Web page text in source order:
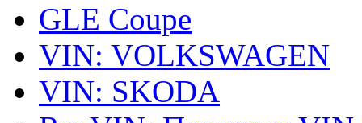
GLE Coupe
VIN: VOLKSWAGEN
VIN: SKODA